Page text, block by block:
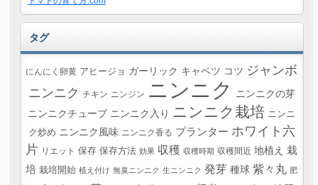
タグ
にんにく卵黄 アヒージョ ガーリック キャベツ コツ ジャンボ
ニンニク チキン ニンジン ニンニク
ニンニクの芽
ニンニクチューブ ニンニク入り ニンニク栽培 ニンニ
ク炒め ニンニク風味 ニンニク香る プランター ホワイト六
片 リエット 保存 保存方法 効果 収穫 収穫時期 収穫間近 地植え 栽
培 栽培開始 植え付け 無臭ニンニク 生ニンニク 発芽 種球 紫々丸 肥